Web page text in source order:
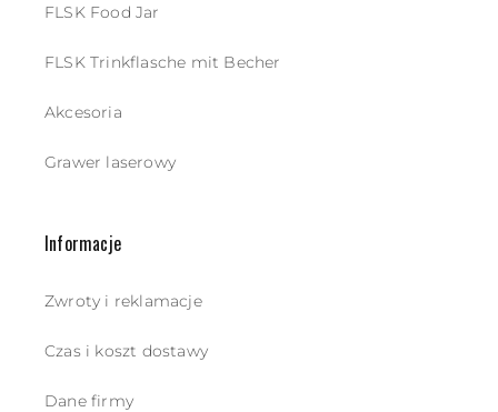
FLSK Food Jar
FLSK Trinkflasche mit Becher
Akcesoria
Grawer laserowy
Informacje
Zwroty i reklamacje
Czas i koszt dostawy
Dane firmy